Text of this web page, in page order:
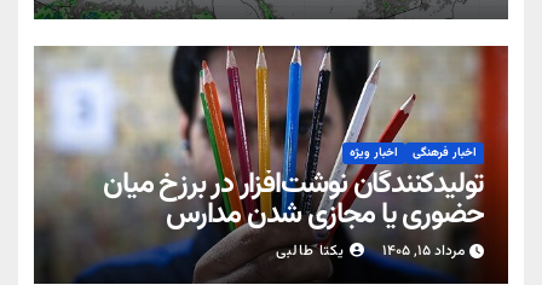
اخبار فرهنگی اخبار ویژه
تولیدکنندگان نوشت‌افزار در برزخ میان
حضوری یا مجازی شدن مدارس
مرداد ۱۵, ۱۴۰۵ یکتا طالبی